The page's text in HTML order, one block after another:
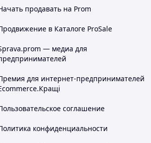
продавать на Prom
в Каталоге ProSale
— медиа для
для интернет-предпринимателей
соглашение
конфиденциальности